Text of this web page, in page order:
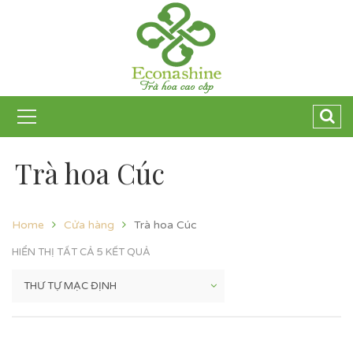
Trà hoa Cúc
Home Cửa hàng Trà hoa Cúc
HIỂN THỊ TẤT CẢ 5 KẾT QUẢ